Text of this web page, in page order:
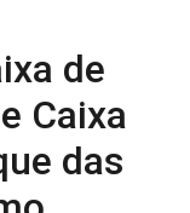
de
Caixa
das